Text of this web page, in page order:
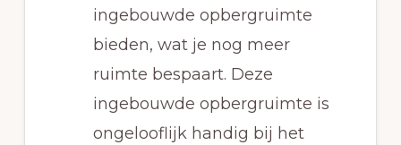
ingebouwde opbergruimte
bieden, wat je nog meer
ruimte bespaart. Deze
ingebouwde opbergruimte is
ongelooflijk handig bij het